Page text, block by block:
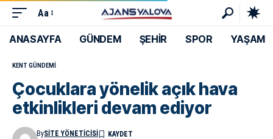
Aa
ANASAYFA GÜNDEM ŞEHİR SPOR YAŞAM
KENT GÜNDEMI
Çocuklara yönelik açık hava
etkinlikleri devam ediyor
BySITE YÖNETICISI